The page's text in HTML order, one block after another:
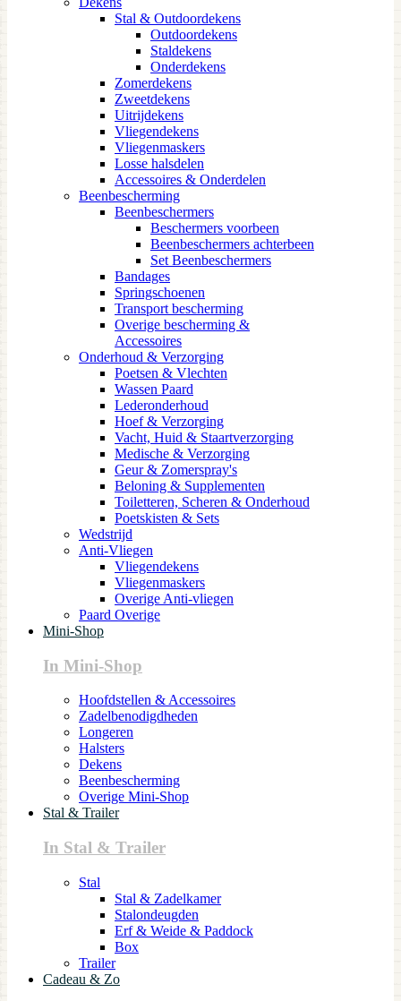
Stal & Outdoordekens
Outdoordekens
Staldekens
Onderdekens
Zomerdekens
Zweetdekens
Uitrijdekens
Vliegendekens
Vliegenmaskers
Losse halsdelen
Accessoires & Onderdelen
Beenbescherming
Beenbeschermers
Beschermers voorbeen
Beenbeschermers achterbeen
Set Beenbeschermers
Bandages
Springschoenen
Transport bescherming
Overige bescherming &
Accessoires
Onderhoud & Verzorging
Poetsen & Vlechten
Wassen Paard
Lederonderhoud
Hoef & Verzorging
Vacht, Huid & Staartverzorging
Medische & Verzorging
Geur & Zomerspray's
Beloning & Supplementen
Toiletteren, Scheren & Onderhoud
Poetskisten & Sets
Wedstrijd
Anti-Vliegen
Vliegendekens
Vliegenmaskers
Overige Anti-vliegen
Paard Overige
Mini-Shop
In Mini-Shop
Hoofdstellen & Accessoires
Zadelbenodigdheden
Longeren
Halsters
Dekens
Beenbescherming
Overige Mini-Shop
Stal & Trailer
In Stal & Trailer
Stal
Stal & Zadelkamer
Stalondeugden
Erf & Weide & Paddock
Box
Trailer
Cadeau & Zo